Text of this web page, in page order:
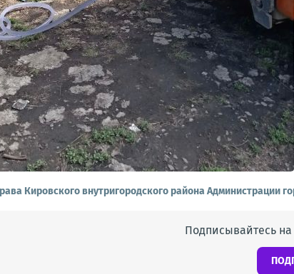
Кировского внутригородского района Администрации
Подписывайтесь